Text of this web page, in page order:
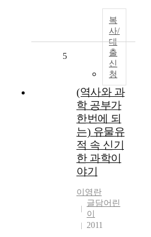
복
사/
대
출
신
청
5
(역사와 과
학 공부가
한번에 되
는) 유물유
적 속 신기
한 과학이
야기
이영란
글담어린
이
2011